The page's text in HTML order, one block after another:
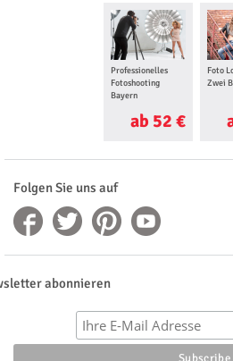
Professionelles
Fotoshooting
Bayern
ab 52 €
Foto
Zwei
Folgen Sie uns auf
abonnieren